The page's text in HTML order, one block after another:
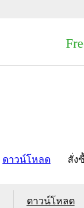
ดาวน์โหลด สั่ง
ดาวน์โหลด